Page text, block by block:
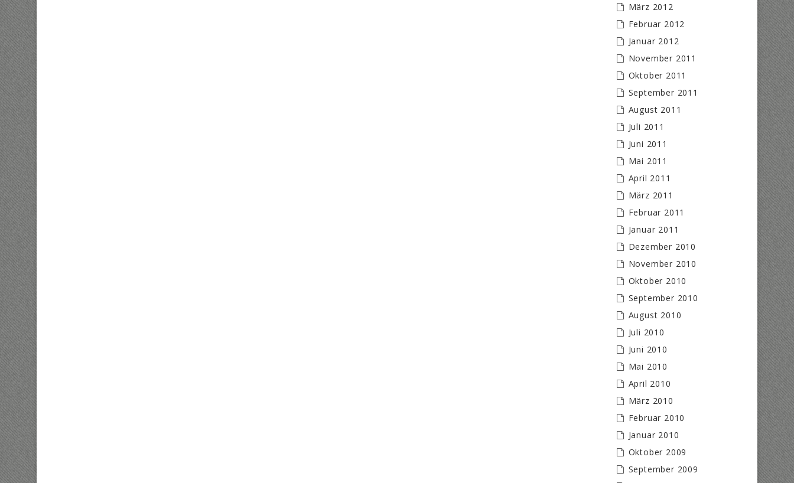
März 2012
Februar 2012
Januar 2012
November 2011
Oktober 2011
September 2011
August 2011
Juli 2011
Juni 2011
Mai 2011
April 2011
März 2011
Februar 2011
Januar 2011
Dezember 2010
November 2010
Oktober 2010
September 2010
August 2010
Juli 2010
Juni 2010
Mai 2010
April 2010
März 2010
Februar 2010
Januar 2010
Oktober 2009
September 2009